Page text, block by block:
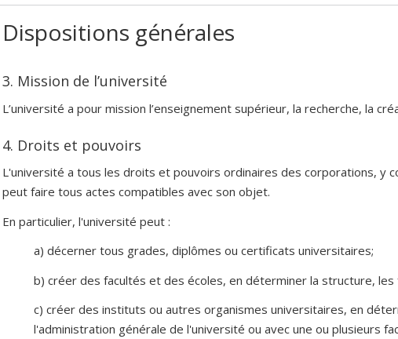
Dispositions générales
3. Mission de l’université
L’université a pour mission l’enseignement supérieur, la recherche, la
4. Droits et pouvoirs
L'université a tous les droits et pouvoirs ordinaires des corporations, y
peut faire tous actes compatibles avec son objet.
En particulier, l'université peut :
a) décerner tous grades, diplômes ou certificats universitaires;
b) créer des facultés et des écoles, en déterminer la structure, les
c) créer des instituts ou autres organismes universitaires, en
l'administration générale de l'université ou avec une ou plusieurs